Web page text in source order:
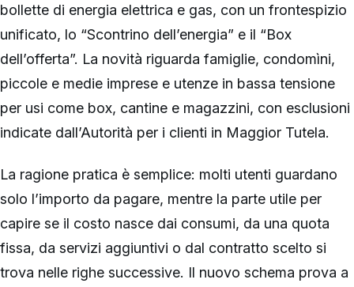
bollette di energia elettrica e gas, con un frontespizio
unificato, lo “Scontrino dell’energia” e il “Box
dell’offerta”. La novità riguarda famiglie, condomìni,
piccole e medie imprese e utenze in bassa tensione
per usi come box, cantine e magazzini, con esclusioni
indicate dall’Autorità per i clienti in Maggior Tutela.
La ragione pratica è semplice: molti utenti guardano
solo l’importo da pagare, mentre la parte utile per
capire se il costo nasce dai consumi, da una quota
fissa, da servizi aggiuntivi o dal contratto scelto si
trova nelle righe successive. Il nuovo schema prova a